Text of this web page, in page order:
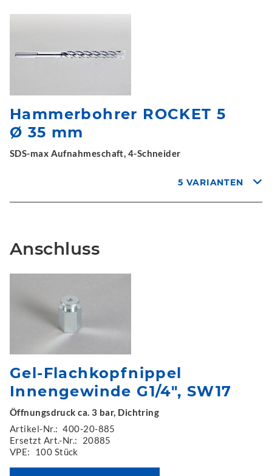
Hammerbohrer ROCKET 5
Ø 35 mm
SDS-max Aufnahmeschaft, 4-Schneider
5 VARIANTEN
Anschluss
Gel-Flachkopfnippel
Innengewinde G1/4", SW17
Öffnungsdruck ca. 3 bar, Dichtring
Artikel-Nr.: 400-20-885
Ersetzt Art.-Nr.:
20885
VPE:
100 Stück